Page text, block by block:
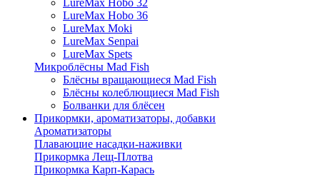
LureMax Hobo 32
LureMax Hobo 36
LureMax Moki
LureMax Senpai
LureMax Spets
Микроблёсны Mad Fish
Блёсны вращающиеся Mad Fish
Блёсны колеблющиеся Mad Fish
Болванки для блёсен
Прикормки, ароматизаторы, добавки
Ароматизаторы
Плавающие насадки-наживки
Прикормка Лещ-Плотва
Прикормка Карп-Карась